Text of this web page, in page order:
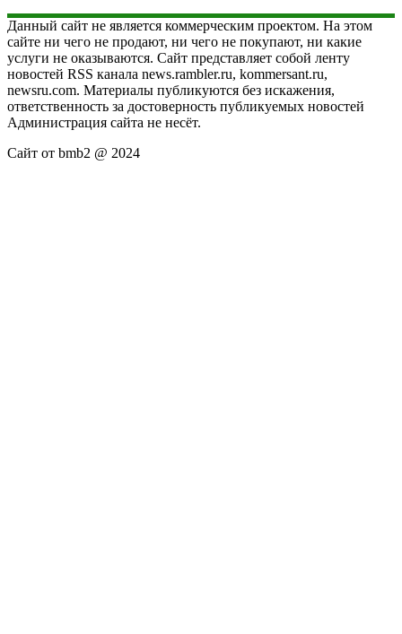
Данный сайт не является коммерческим проектом. На этом
сайте ни чего не продают, ни чего не покупают, ни какие
услуги не оказываются. Сайт представляет собой ленту
новостей RSS канала news.rambler.ru, kommersant.ru,
newsru.com. Материалы публикуются без искажения,
ответственность за достоверность публикуемых новостей
Администрация сайта не несёт.
Сайт от bmb2 @ 2024